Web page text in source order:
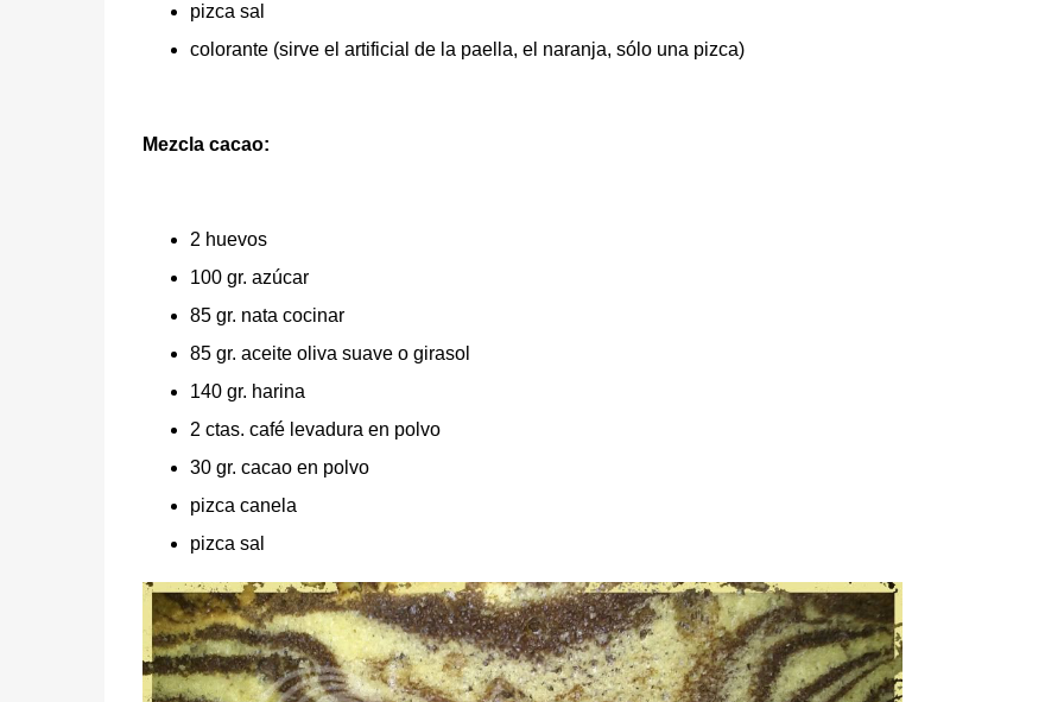
pizca sal
colorante (sirve el artificial de la paella, el naranja, sólo una pizca)
Mezcla cacao:
2 huevos
100 gr. azúcar
85 gr. nata cocinar
85 gr. aceite oliva suave o girasol
140 gr. harina
2 ctas. café levadura en polvo
30 gr. cacao en polvo
pizca canela
pizca sal